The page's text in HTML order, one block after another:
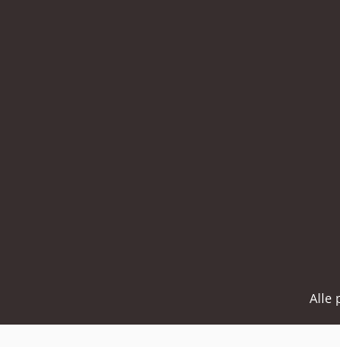
Alle